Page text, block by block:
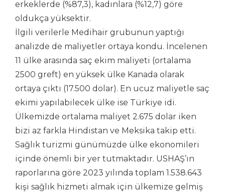
erkeklerde (%87,3), kadınlara (%12,7) göre
oldukça yüksektir.
İlgili verilerle Medihair grubunun yaptığı
analizde de maliyetler ortaya kondu. İncelenen
11 ülke arasında saç ekim maliyeti (ortalama
2500 greft) en yüksek ülke Kanada olarak
ortaya çıktı (17.500 dolar). En ucuz maliyetle saç
ekimi yapılabilecek ülke ise Türkiye idi.
Ülkemizde ortalama maliyet 2.675 dolar iken
bizi az farkla Hindistan ve Meksika takip etti.
Sağlık turizmi günümüzde ülke ekonomileri
içinde önemli bir yer tutmaktadır. USHAŞ’ın
raporlarına göre 2023 yılında toplam 1.538.643
kişi sağlık hizmeti almak için ülkemize gelmiş